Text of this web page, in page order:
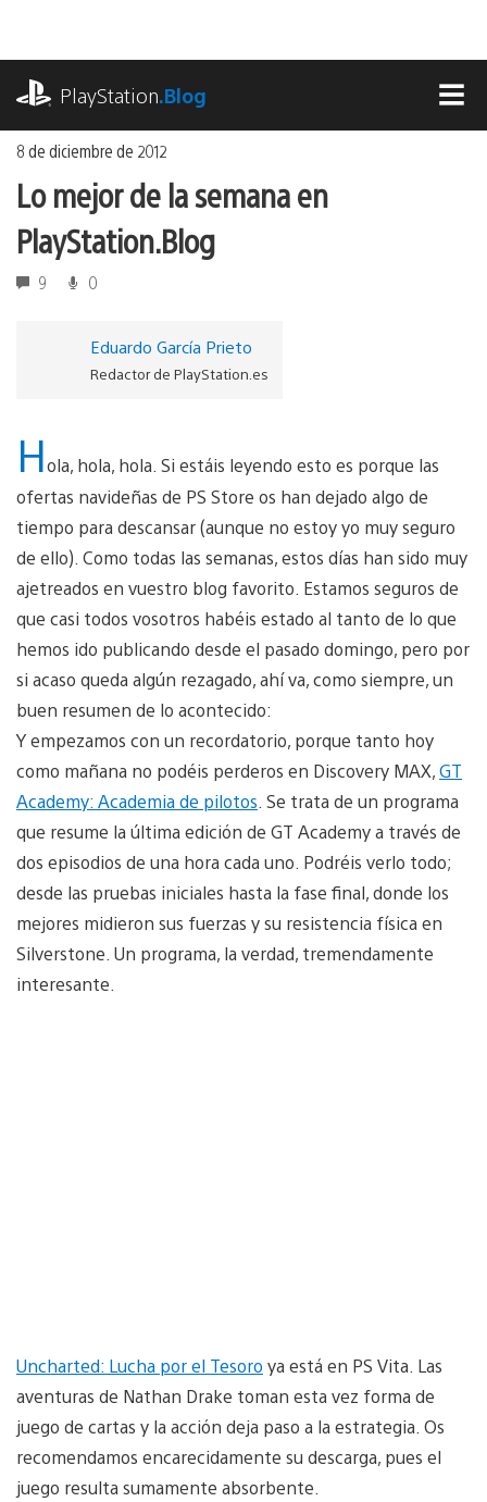
contenido
PlayStation.Blog
8 de diciembre de 2012
Lo mejor de la semana en
PlayStation.Blog
9 0
Eduardo García Prieto
Redactor de PlayStation.es
Hola, hola, hola. Si estáis leyendo esto es porque las
ofertas navideñas de PS Store os han dejado algo de
tiempo para descansar (aunque no estoy yo muy seguro
de ello). Como todas las semanas, estos días han sido muy
ajetreados en vuestro blog favorito. Estamos seguros de
que casi todos vosotros habéis estado al tanto de lo que
hemos ido publicando desde el pasado domingo, pero por
si acaso queda algún rezagado, ahí va, como siempre, un
buen resumen de lo acontecido:
Y empezamos con un recordatorio, porque tanto hoy
como mañana no podéis perderos en Discovery MAX,GT
Academy: Academia de pilotos . Se trata de un programa
que resume la última edición de GT Academy a través de
dos episodios de una hora cada uno. Podréis verlo todo;
desde las pruebas iniciales hasta la fase final, donde los
mejores midieron sus fuerzas y su resistencia física en
Silverstone. Un programa, la verdad, tremendamente
interesante.
Uncharted: Lucha por el Tesoro ya está en PS Vita. Las
aventuras de Nathan Drake toman esta vez forma de
juego de cartas y la acción deja paso a la estrategia. Os
recomendamos encarecidamente su descarga, pues el
juego resulta sumamente absorbente.